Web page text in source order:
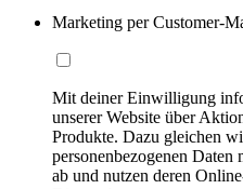
Marketing per Customer-
Mit deiner Einwilligung
unserer Website über
Produkte. Dazu gleichen
personenbezogenen
ab und nutzen deren